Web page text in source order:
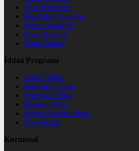
Spor Haberleri
Basketbol Sonuçlar
Futbol Sonuçlar
Puan Durumu
Tüm Oranlar
İddaa Programı
Futbol İddaa
Basketbol İddaa
Voleybol İddaa
Bilardo İddaa
Motor Sporları İddaa
Tenis İddaa
Kurumsal